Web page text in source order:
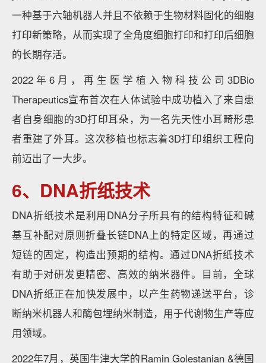
一种基于六轴机器人并且不依赖于生物材料固化的细胞
打印新策略，从而实现了全角度细胞打印和打印后细胞
的长期存活。
2022年6月，再生医学植入物科技公司3DBio
Therapeutics宣布首次在人体试验中成功植入了来自患
者自身细胞的3D打印耳朵，为一名先天性小耳畸形患
者重建了外耳。这次移植也标志着3D打印组织工程向
前迈出了一大步。
6、DNA折纸技术
DNA折纸技术是利用DNA分子所具有的结构特征和碱
基互补配对原则折叠长链DNA上的特定区域，再通过
短链的固定，构造出预期的结构。通过DNA折纸技术
有助于对研发更精密、高效的纳米器件。目前，全球
DNA折纸正在加快发展中，以产生药物递送平台，诊
断纳米机器人和酶包埋纳米制造，用于代谢物生产等应
用领域。
2022年7月，英国牛津大学的Ramin Golestanian &德国